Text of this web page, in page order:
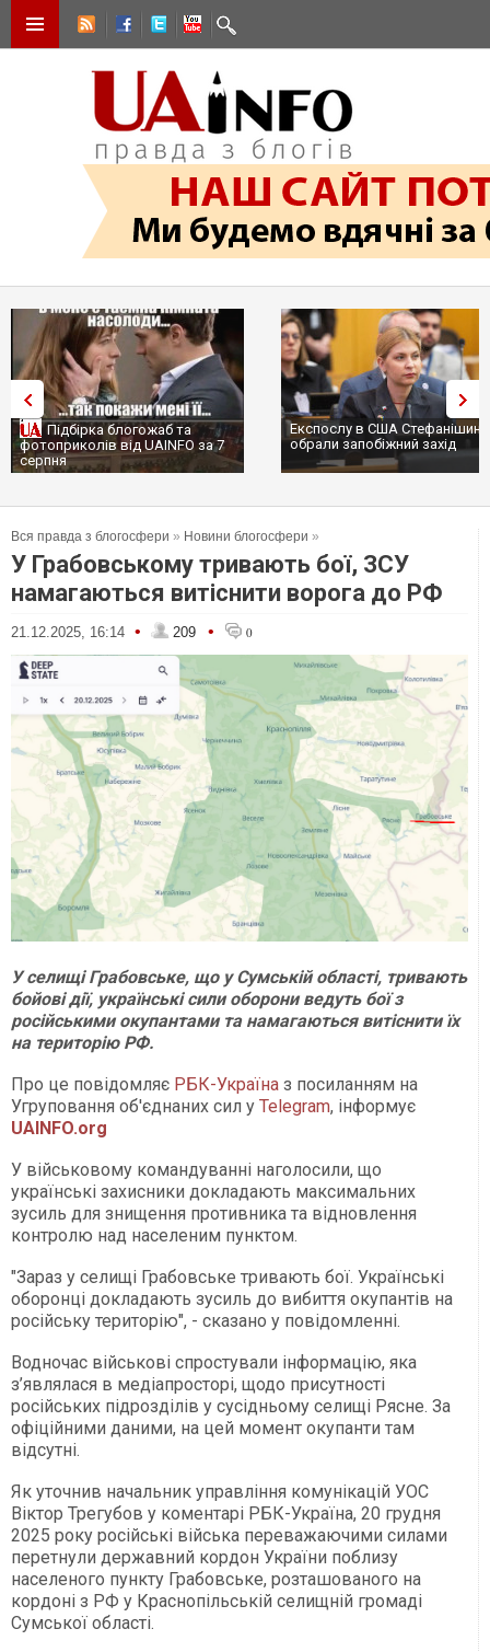
Підбірка блогожаб та
фотоприколів від UAINFO за 7
серпня
Експослу в США
обрали запобіжний захід
Вся правда з блогосфери » Новини блогосфери »
У Грабовському тривають бої, ЗСУ
намагаються витіснити ворога до РФ
21.12.2025, 16:14 • 209 • 0
У селищі Грабовське, що у Сумській області, тривають
бойові дії, українські сили оборони ведуть бої з
російськими окупантами та намагаються витіснити їх
на територію РФ.
Про це повідомляє РБК-Україна з посиланням на
Угруповання об'єднаних сил у Telegram, інформує
UAINFO.org
У військовому командуванні наголосили, що
українські захисники докладають максимальних
зусиль для знищення противника та відновлення
контролю над населеним пунктом.
"Зараз у селищі Грабовське тривають бої. Українські
оборонці докладають зусиль до вибиття окупантів на
російську територію", - сказано у повідомленні.
Водночас військові спростували інформацію, яка
з’являлася в медіапросторі, щодо присутності
російських підрозділів у сусідньому селищі Рясне. За
офіційними даними, на цей момент окупанти там
відсутні.
Як уточнив начальник управління комунікацій УОС
Віктор Трегубов у коментарі РБК-Україна, 20 грудня
2025 року російські війська переважаючими силами
перетнули державний кордон України поблизу
населеного пункту Грабовське, розташованого на
кордоні з РФ у Краснопільській селищній громаді
Сумської області.